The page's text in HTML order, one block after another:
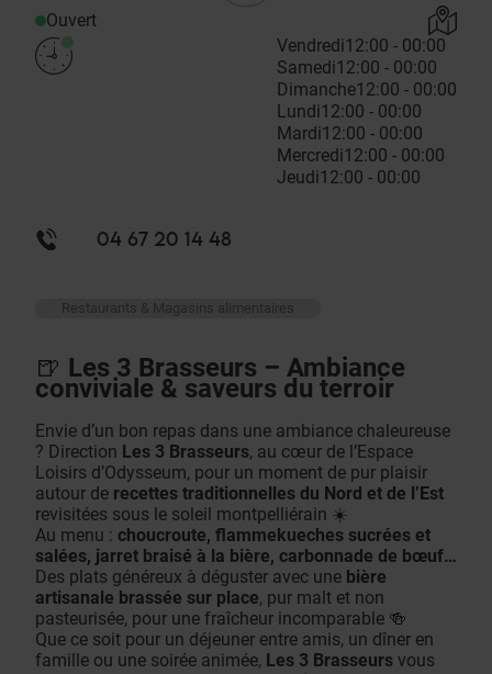
Ouvert
Vendredi12:00 - 00:00
Samedi12:00 - 00:00
Dimanche12:00 - 00:00
Lundi12:00 - 00:00
Mardi12:00 - 00:00
Mercredi12:00 - 00:00
Jeudi12:00 - 00:00
04 67 20 14 48
Restaurants & Magasins alimentaires
🍺 Les 3 Brasseurs – Ambiance
conviviale & saveurs du terroir
Envie d’un bon repas dans une ambiance chaleureuse
? Direction Les 3 Brasseurs, au cœur de l’Espace
Loisirs d’Odysseum, pour un moment de pur plaisir
autour de recettes traditionnelles du Nord et de l’Est
revisitées sous le soleil montpelliérain ☀️
Au menu : choucroute, flammekueches sucrées et
salées, jarret braisé à la bière, carbonnade de bœuf…
Des plats généreux à déguster avec une bière
artisanale brassée sur place, pur malt et non
pasteurisée, pour une fraîcheur incomparable 🍻
Que ce soit pour un déjeuner entre amis, un dîner en
famille ou une soirée animée, Les 3 Brasseurs vous